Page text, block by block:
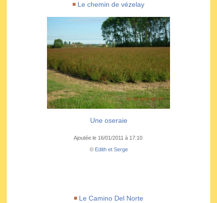
Le chemin de vézelay
Une oseraie
Ajoutée le 16/01/2011 à 17:10
© Edith et Serge
Le Camino Del Norte